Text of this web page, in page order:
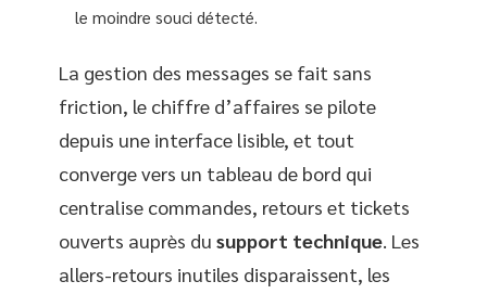
le moindre souci détecté.
La gestion des messages se fait sans
friction, le chiffre d’affaires se pilote
depuis une interface lisible, et tout
converge vers un tableau de bord qui
centralise commandes, retours et tickets
ouverts auprès du support technique. Les
allers-retours inutiles disparaissent, les